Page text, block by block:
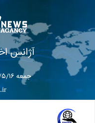
آژانس
جمعه ۱۴۰۵/۵/۱۶ ساعت 17:13:40